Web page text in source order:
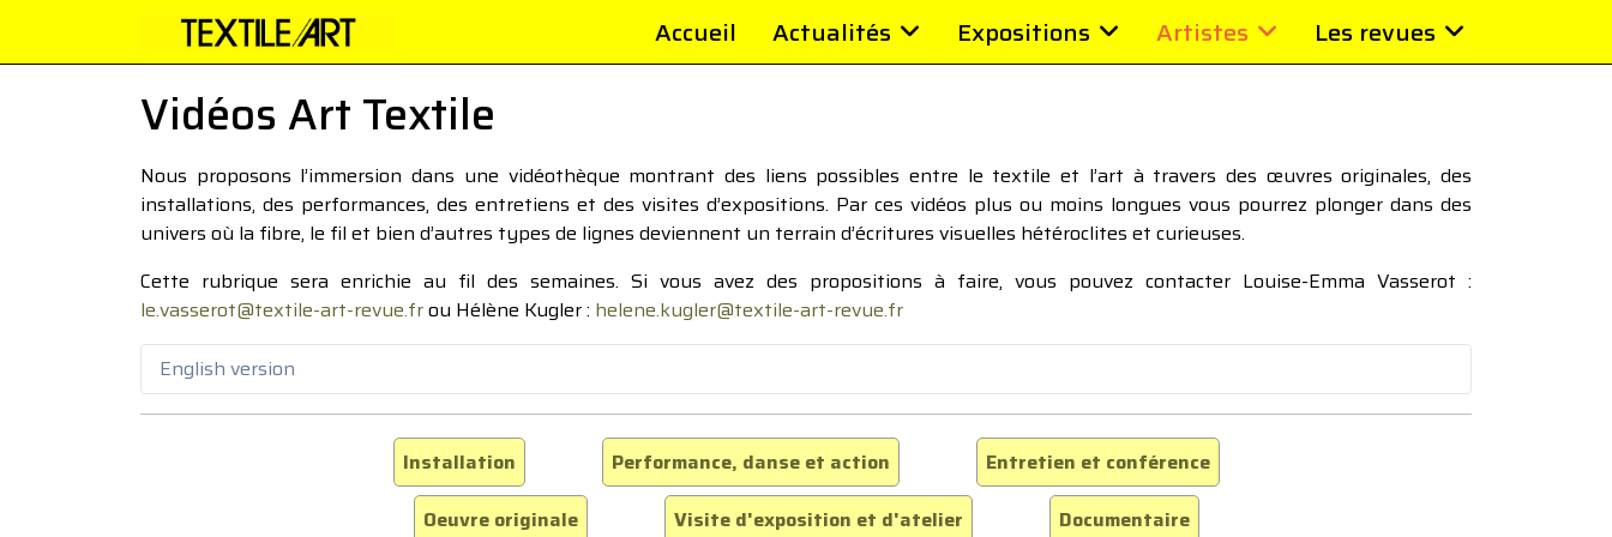
Accueil Actualités Expositions Artistes Les revues
Vidéos Art Textile
Nous proposons l’immersion dans une vidéothèque montrant des liens possibles entre le textile et l’art à travers des œuvres originales, des
installations, des performances, des entretiens et des visites d’expositions. Par ces vidéos plus ou moins longues vous pourrez plonger dans des
univers où la fibre, le fil et bien d’autres types de lignes deviennent un terrain d’écritures visuelles hétéroclites et curieuses.
Cette rubrique sera enrichie au fil des semaines. Si vous avez des propositions à faire, vous pouvez contacter Louise-Emma Vasserot :
le.vasserot@textile-art-revue.frou Hélène Kugler : helene.kugler@textile-art-revue.fr
English version
Installation Performance, danse et action
Entretien et conférence
Oeuvre originale
Visite d'exposition et d'atelier Documentaire